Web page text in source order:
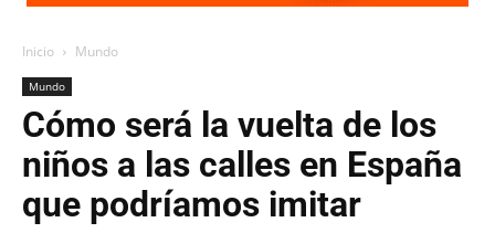
Inicio Mundo
Mundo
Cómo será la vuelta de los
niños a las calles en España
que podríamos imitar